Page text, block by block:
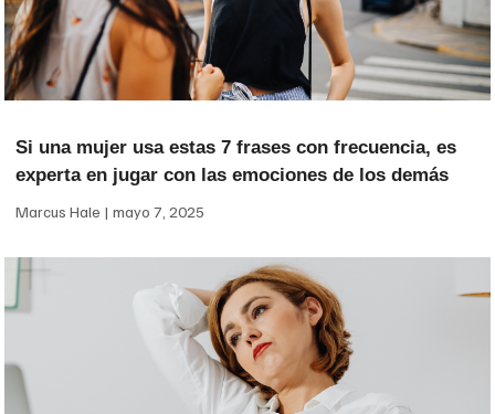
Si una mujer usa estas 7 frases con frecuencia, es
experta en jugar con las emociones de los demás
Marcus Hale mayo 7, 2025